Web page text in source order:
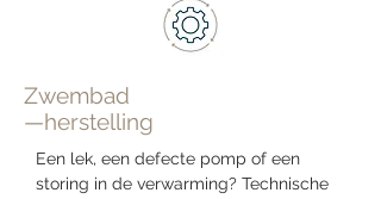
Zwembad
—herstelling
Een lek, een defecte pomp of een
storing in de verwarming? Technische